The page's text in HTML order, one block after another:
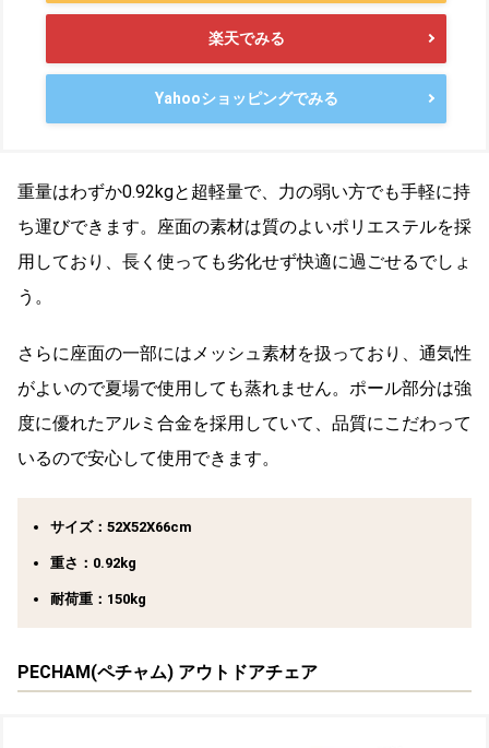
楽天でみる
Yahooショッピングでみる
重量はわずか0.92kgと超軽量で、力の弱い方でも手軽に持
ち運びできます。座面の素材は質のよいポリエステルを採
用しており、長く使っても劣化せず快適に過ごせるでしょ
う。
さらに座面の一部にはメッシュ素材を扱っており、通気性
がよいので夏場で使用しても蒸れません。ポール部分は強
度に優れたアルミ合金を採用していて、品質にこだわって
いるので安心して使用できます。
サイズ：‎52X52X66cm
重さ：0.92kg
耐荷重：150kg
PECHAM(ペチャム) アウトドアチェア